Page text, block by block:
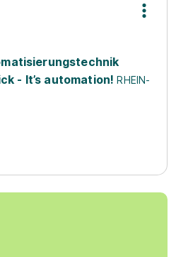
- It’s automation! RHEIN-